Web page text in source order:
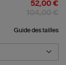
52,00 €
Guide des tailles